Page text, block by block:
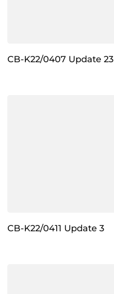
CB-K22/0407 Update 23
CB-K22/0411 Update 3